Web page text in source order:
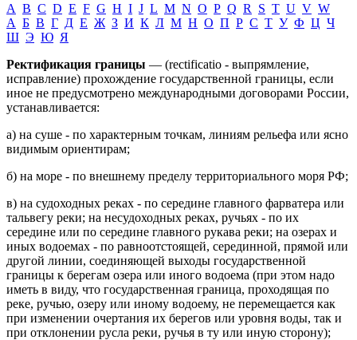
A B C D E F G H I J L M N O P Q R S T U V W
А Б В Г Д Е Ж З И К Л М Н О П Р С Т У Ф Ц Ч
Ш Э Ю Я
Ректификация границы — (rectificatio - выпрямление,
исправление) прохождение государственной границы, если
иное не предусмотрено международными договорами России,
устанавливается:
а) на суше - по характерным точкам, линиям рельефа или ясно
видимым ориентирам;
б) на море - по внешнему пределу территориального моря РФ;
в) на судоходных реках - по середине главного фарватера или
тальвегу реки; на несудоходных реках, ручьях - по их
середине или по середине главного рукава реки; на озерах и
иных водоемах - по равноотстоящей, серединной, прямой или
другой линии, соединяющей выходы государственной
границы к берегам озера или иного водоема (при этом надо
иметь в виду, что государственная граница, проходящая по
реке, ручью, озеру или иному водоему, не перемещается как
при изменении очертания их берегов или уровня воды, так и
при отклонении русла реки, ручья в ту или иную сторону);